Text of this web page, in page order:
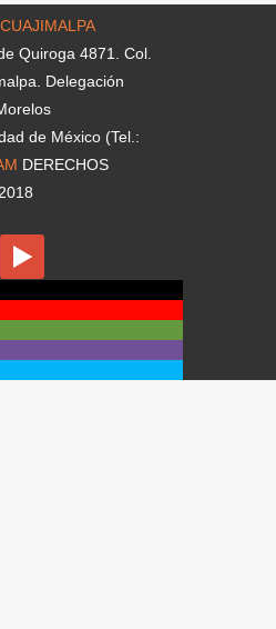
Quiroga 4871. Col.
Delegación
de México (Tel.:
DERECHOS